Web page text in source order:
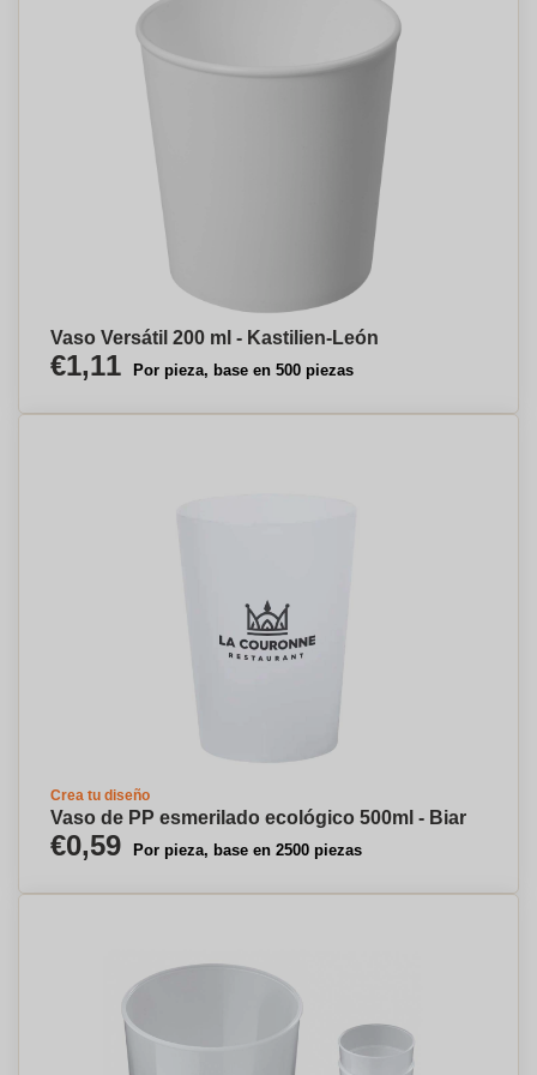
Vaso Versátil 200 ml - Kastilien-León
€1,11 Por pieza, base en 500 piezas
Crea tu diseño
Vaso de PP esmerilado ecológico 500ml - Biar
€0,59 Por pieza, base en 2500 piezas